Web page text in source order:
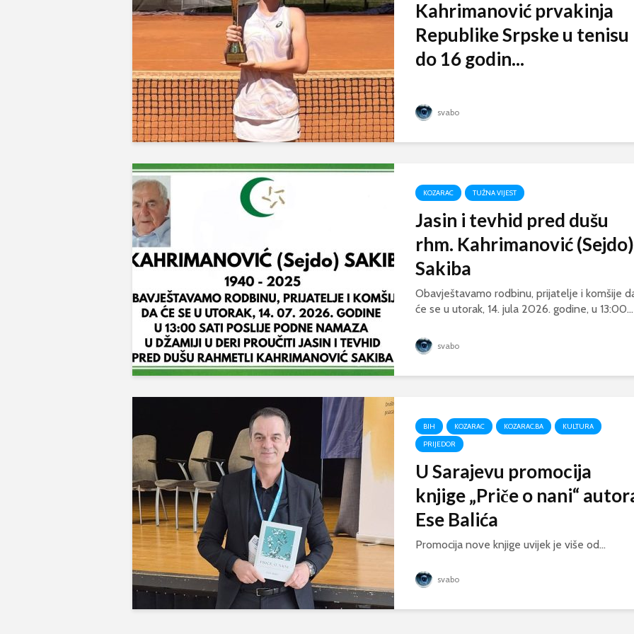
Kahrimanović prvakinja
Republike Srpske u tenisu
do 16 godin...
svabo
KOZARAC TUŽNA VIJEST
Jasin i tevhid pred dušu
rhm. Kahrimanović (Sejdo)
Sakiba
Obavještavamo rodbinu, prijatelje i komšije
će se u utorak, 14. jula 2026. godine, u 13:00...
svabo
BIH KOZARAC KOZARAC.BA
KULTURA
PRIJEDOR
U Sarajevu promocija
knjige „Priče o nani“
Ese Balića
Promocija nove knjige uvijek je više od...
svabo